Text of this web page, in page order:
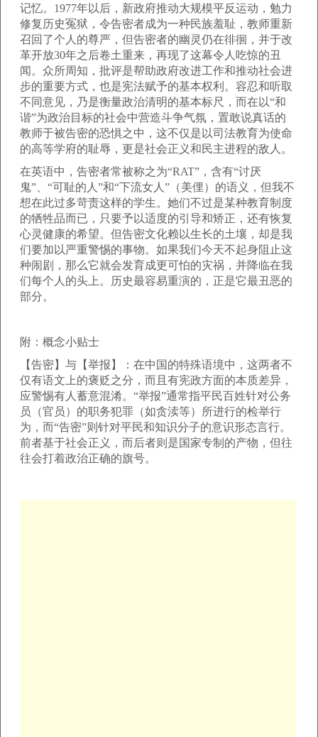
记忆。1977年以后，新政府推动大规模平反运动，勉力
修复历史冤狱，令告密者成为一种民族羞耻，教师重新
召回了个人的尊严，但告密者的幽灵仍在徘徊，并于改
革开放30年之后卷土重来，再现了这幕令人吃惊的丑
闻。众所周知，批评是帮助政府改进工作和推动社会进
步的重要方式，也是宪法赋予的基本权利。容忍和听取
不同意见，乃是衡量政治清明的基本标尺，而在以“和
谐”为政治目标的社会中营造斗争气氛，置敢说真话的
教师于被告密的恐惧之中，这不仅是以司法教育为使命
的高等学府的耻辱，更是社会正义和民主进程的敌人。
在英语中，告密者常被称之为“RAT”，含有“讨厌
鬼”、“可耻的人”和“下流女人”（美俚）的语义，但我不
想在此过多苛责这样的学生。她们不过是某种教育制度
的牺牲品而已，只要予以适度的引导和矫正，还有恢复
心灵健康的希望。但告密文化赖以生长的土壤，却是我
们要加以严重警惕的事物。如果我们今天不起身阻止这
种闹剧，那么它就会发育成更可怕的灾祸，并降临在我
们每个人的头上。历史最容易重演的，正是它最丑恶的
部分。
附：概念小贴士
【告密】与【举报】：在中国的特殊语境中，这两者不
仅有语文上的褒贬之分，而且有宪政方面的本质差异，
应警惕有人蓄意混淆。“举报”通常指平民百姓针对公务
员（官员）的职务犯罪（如贪渎等）所进行的检举行
为，而“告密”则针对平民和知识分子的意识形态言行。
前者基于社会正义，而后者则是国家专制的产物，但往
往会打着政治正确的旗号。